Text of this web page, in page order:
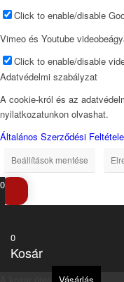
Click to enable/disable
Vimeo és Youtube
Click to enable/disable
Adatvédelmi szabályzat
A cookie-król és az
nyilatkozatunkon olvashat.
Általános Szerződési
Beállítások mentése
0
0
Kosár